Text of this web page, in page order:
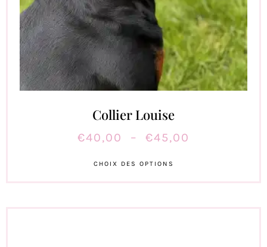
Collier Louise
€40,00 – €45,00
CHOIX DES OPTIONS